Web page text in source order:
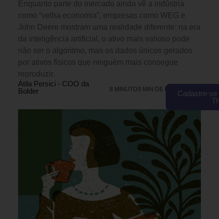
Enquanto parte do mercado ainda vê a indústria
como “velha economia”, empresas como WEG e
John Deere mostram uma realidade diferente: na era
da inteligência artificial, o ativo mais valioso pode
não ser o algoritmo, mas os dados únicos gerados
por ativos físicos que ninguém mais consegue
reproduzir.
Átila Persici - COO da
Bolder
8 MINUTOS MIN DE LEITURACadastre-